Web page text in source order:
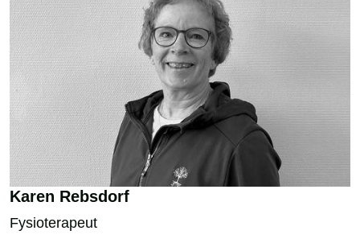
Karen Rebsdorf
Fysioterapeut